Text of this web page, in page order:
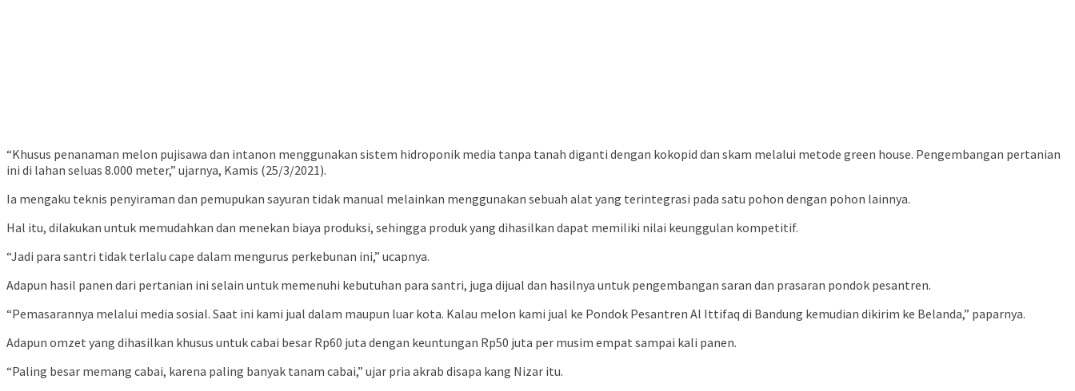
“Khusus penanaman melon pujisawa dan intanon menggunakan sistem hidroponik media tanpa tanah diganti dengan kokopid dan skam melalui metode green house. Pengembangan pertanian
ini di lahan seluas 8.000 meter,” ujarnya, Kamis (25/3/2021).
Ia mengaku teknis penyiraman dan pemupukan sayuran tidak manual melainkan menggunakan sebuah alat yang terintegrasi pada satu pohon dengan pohon lainnya.
Hal itu, dilakukan untuk memudahkan dan menekan biaya produksi, sehingga produk yang dihasilkan dapat memiliki nilai keunggulan kompetitif.
“Jadi para santri tidak terlalu cape dalam mengurus perkebunan ini,” ucapnya.
Adapun hasil panen dari pertanian ini selain untuk memenuhi kebutuhan para santri, juga dijual dan hasilnya untuk pengembangan saran dan prasaran pondok pesantren.
“Pemasarannya melalui media sosial. Saat ini kami jual dalam maupun luar kota. Kalau melon kami jual ke Pondok Pesantren Al Ittifaq di Bandung kemudian dikirim ke Belanda,” paparnya.
Adapun omzet yang dihasilkan khusus untuk cabai besar Rp60 juta dengan keuntungan Rp50 juta per musim empat sampai kali panen.
“Paling besar memang cabai, karena paling banyak tanam cabai,” ujar pria akrab disapa kang Nizar itu.